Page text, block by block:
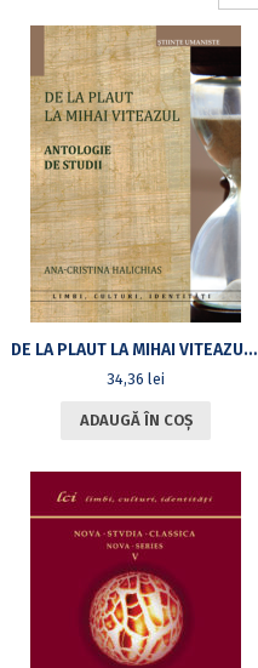
după
recente
DE LA PLAUT LA MIHAI VITEAZUL. ANTOLOGIE DE STUDII
34,36lei
ADAUGĂ ÎN COȘ